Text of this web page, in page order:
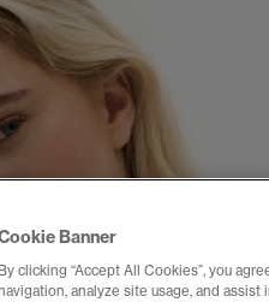
Banner
By clicking “Accept All Cookies”, you
analyze site usage, and assist